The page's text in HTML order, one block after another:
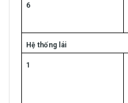
6
Hệ thống lái
1